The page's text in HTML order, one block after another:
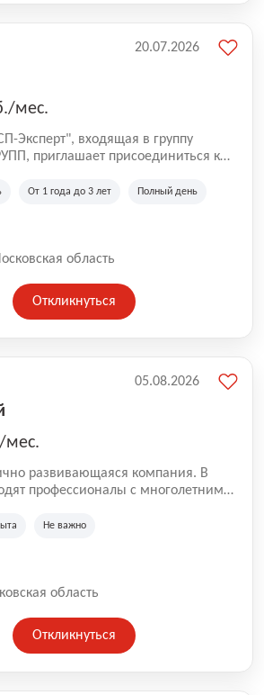
мес.
Эксперт", входящая в группу
приглашает присоединиться к
с 2005 года и оказываем комплекс
модульных блоков свободной
строительства.
От 1 года до 3 лет Полный день
область
20.07.2026
Откликнуться
мес.
развивающаяся компания. В
профессионалы с многолетним
а накопленный опыт позволяют
Не важно
область
05.08.2026
Откликнуться